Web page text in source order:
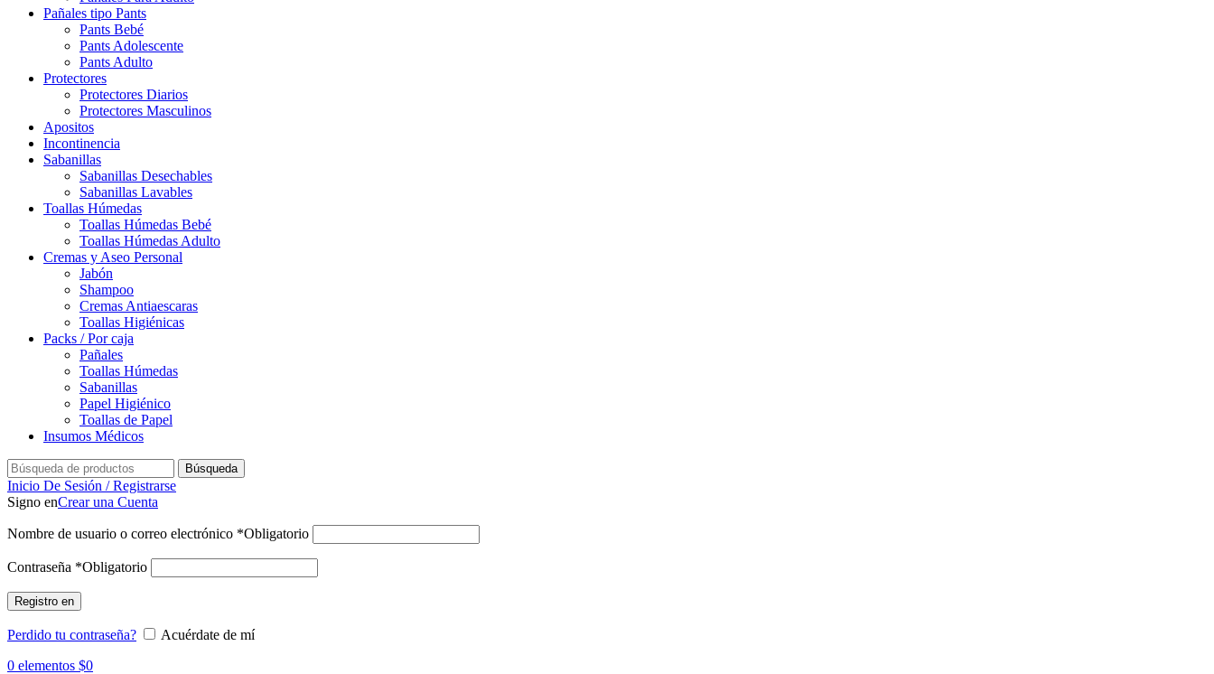
Pañales tipo Pants
Pants Bebé
Pants Adolescente
Pants Adulto
Protectores
Protectores Diarios
Protectores Masculinos
Apositos
Incontinencia
Sabanillas
Sabanillas Desechables
Sabanillas Lavables
Toallas Húmedas
Toallas Húmedas Bebé
Toallas Húmedas Adulto
Cremas y Aseo Personal
Jabón
Shampoo
Cremas Antiaescaras
Toallas Higiénicas
Packs / Por caja
Pañales
Toallas Húmedas
Sabanillas
Papel Higiénico
Toallas de Papel
Insumos Médicos
Búsqueda
Inicio De Sesión / Registrarse
Signo enCrear una Cuenta
Nombre de usuario o correo electrónico *Obligatorio
Contraseña *Obligatorio
Registro en
Perdido tu contraseña?
Acuérdate de mí
0 elementos $0